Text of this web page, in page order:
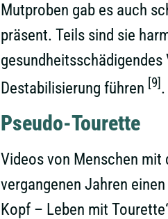
Mutproben gab es auch
präsent. Teils sind sie
Destabilisierung führen [9].
Pseudo-Tourette
Videos von Menschen mit
vergangenen Jahren
Kopf – Leben mit